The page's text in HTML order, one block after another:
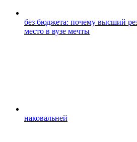
без бюджета: почему высший
место в вузе мечты
наковальней